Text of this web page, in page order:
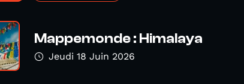
Mappemonde : Himalaya
Jeudi 18 Juin 2026